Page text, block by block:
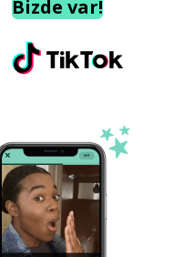
Bizde var!